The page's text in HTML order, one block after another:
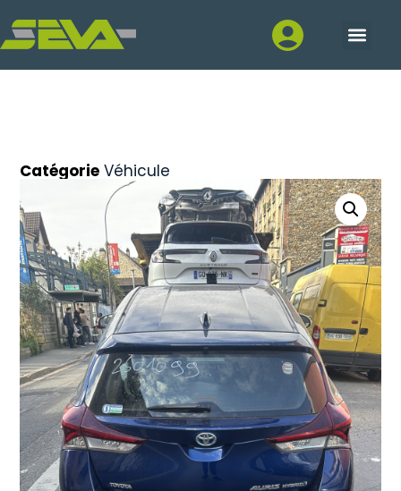
Catégorie Véhicule